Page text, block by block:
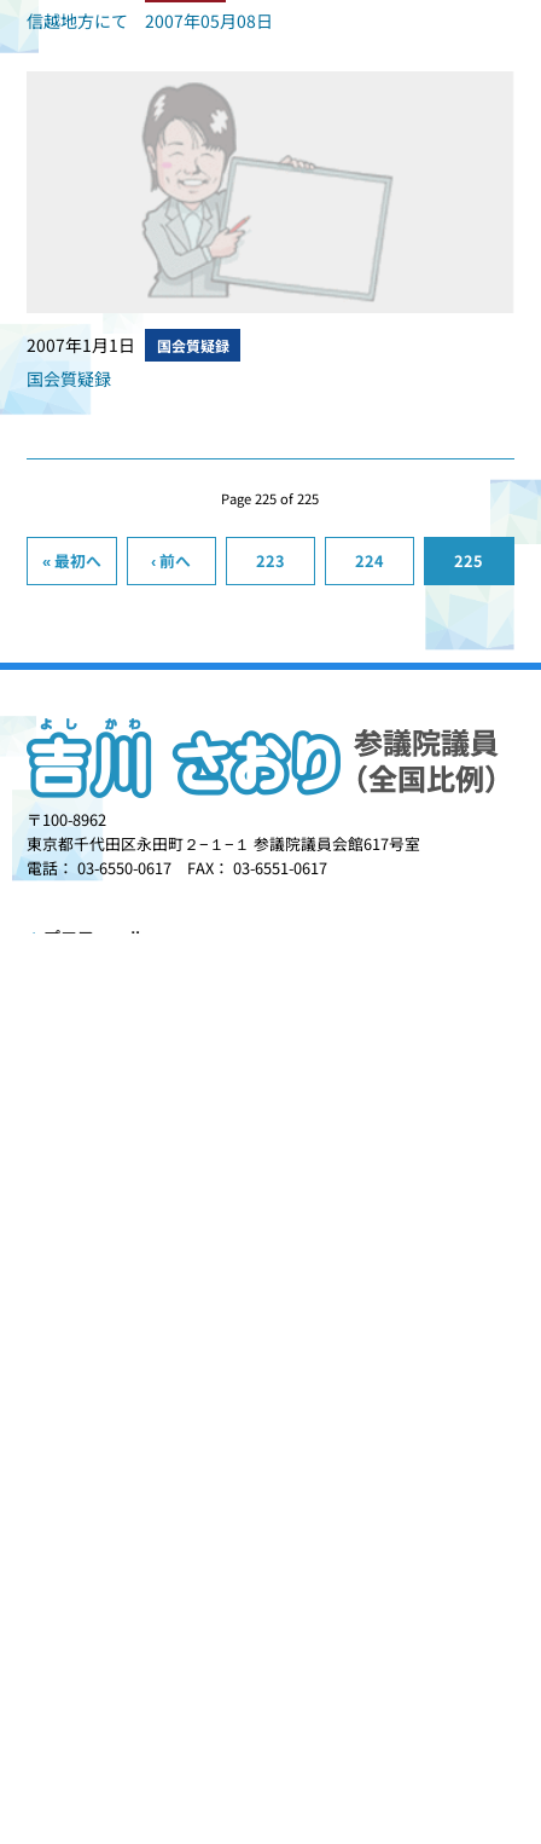
信越地方にて 2007年05月08日
2007年1月1日 国会質疑録
国会質疑録
Page 225 of 225
« 最初へ ‹ 前へ 223 224 225
〒100-8962
東京都千代田区永田町２−１−１ 参議院議員会館617号室
電話： 03-6550-0617 FAX： 03-6551-0617
プロフィール